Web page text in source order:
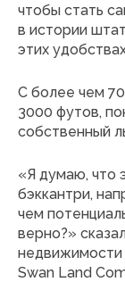
чтобы стать
в истории
этих
С более чем
3000 футов,
собственный
«Я думаю, что
бэккантри,
чем
верно?»
Swan Land